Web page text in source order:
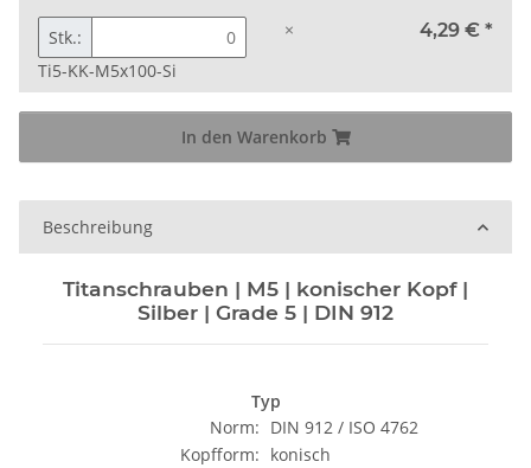
Stk.:
Ti5-KK-M5x100-Si
× 4,29 € *
In den Warenkorb
Beschreibung
Titanschrauben | M5 | konischer Kopf |
Silber | Grade 5 | DIN 912
Typ
Norm: DIN 912 / ISO 4762
Kopfform: konisch